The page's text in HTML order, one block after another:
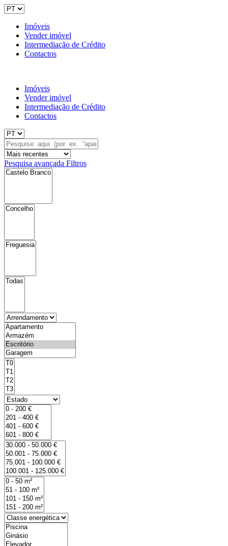
Imóveis
Vender imóvel
Intermediação de Crédito
Contactos
Imóveis
Vender imóvel
Intermediação de Crédito
Contactos
Pesquisa avançada Filtros